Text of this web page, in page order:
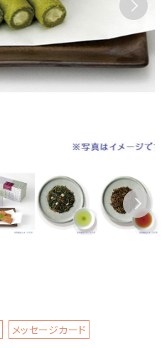
メッセージカード